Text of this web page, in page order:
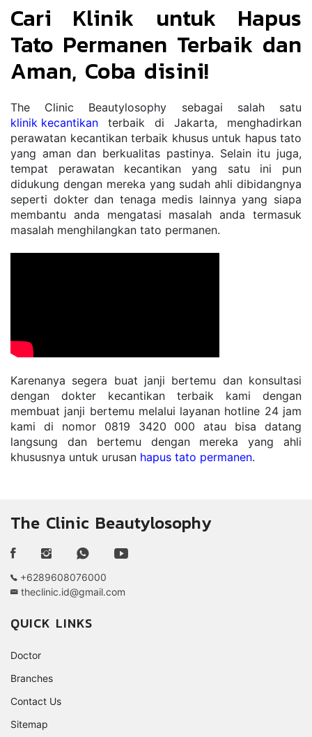
Cari Klinik untuk Hapus
Tato Permanen Terbaik dan
Aman, Coba disini!
The Clinic Beautylosophy sebagai salah satu
klinik kecantikan terbaik di Jakarta, menghadirkan
perawatan kecantikan terbaik khusus untuk hapus tato
yang aman dan berkualitas pastinya. Selain itu juga,
tempat perawatan kecantikan yang satu ini pun
didukung dengan mereka yang sudah ahli dibidangnya
seperti dokter dan tenaga medis lainnya yang siapa
membantu anda mengatasi masalah anda termasuk
masalah menghilangkan tato permanen.
Karenanya segera buat janji bertemu dan konsultasi
dengan dokter kecantikan terbaik kami dengan
membuat janji bertemu melalui layanan hotline 24 jam
kami di nomor 0819 3420 000 atau bisa datang
langsung dan bertemu dengan mereka yang ahli
khususnya untuk urusan hapus tato permanen.
The Clinic Beautylosophy
+6289608076000
theclinic.id@gmail.com
QUICK LINKS
Doctor
Branches
Contact Us
Sitemap